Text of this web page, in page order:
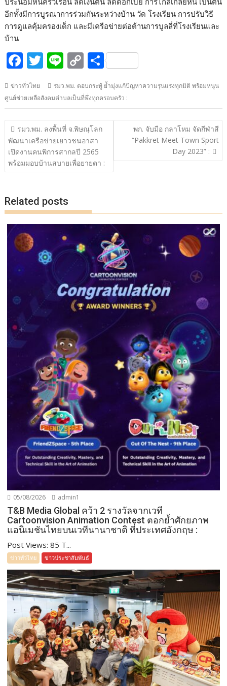
อีกทั้งมีการบูรณาการร่วมกันระหว่างบ้าน วัด โรงเรียน การปรับวิธี
การดูแลคุ้มครองเด็ก และมีเครือข่ายต่อต้านการบูลลี่ที่โรงเรียนและ
บ้าน
F
ac
e
b
o
o
k
T
itt
er
Li
e
C
p
y
Li
n
k
S
h
ar
e
ข่าวทั่วไทย
รมว.พม. ตอบกระทู้ ย้ำมุ่งแก้ปัญหาความรุนแรงทุกมิติ พร้อมหนุน
ศูนย์ช่วยเหลือสังคมตำบลเป็นที่พึ่งทุกครอบครัว :
แนะแนว
เรื่อง
รมว.พม. ลงพื้นที่ จ.พิษณุโลก
พัฒนาเครือข่ายเยาวชนอาสา
เปิดงานคนพิการสากลปี 2565
พร้อมมอบบ้านสบายเพื่อยายตา :
พก. จับมือ กลาโหม จัดกีฬาสี
“Pakkret Meet Town Sport
Day 2023” :
Related posts
05/08/2026 admin1
T&B Media Global คว้า 2 รางวัลจากเวที
Cartoonvision Animation Contest ตอกย้ำศักยภาพ
แอนิเมชันไทยบนเวทีนานาชาติ ที่ประเทศอังกฤษ :
Post Views: 85 T...
ข่าวทั่วไทย ข่าวประชาสัมพันธ์